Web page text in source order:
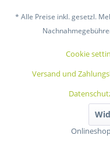
* Alle Preise inkl. gesetzl.
Cookie
Versand und